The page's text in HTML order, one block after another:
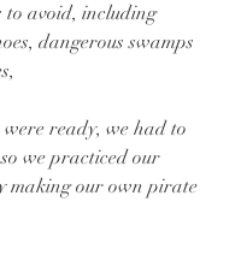
to avoid, including
dangerous swamps
were ready, we had to
we practiced our
making our own pirate